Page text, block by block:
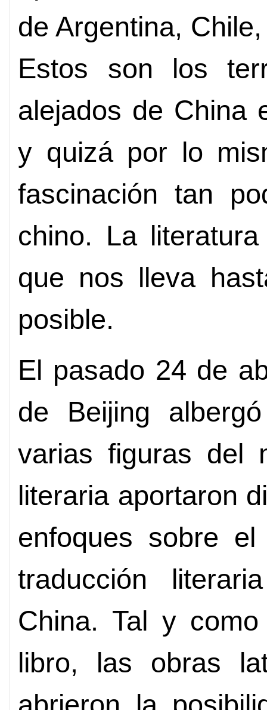
de Argentina,
Estos son los
alejados de China
y quizá por lo
fascinación tan
chino. La
que nos lleva
posible.
El pasado 24 de
de Beijing
varias figuras del
literaria aportaron
enfoques sobre
traducción
China. Tal y
libro, las obras